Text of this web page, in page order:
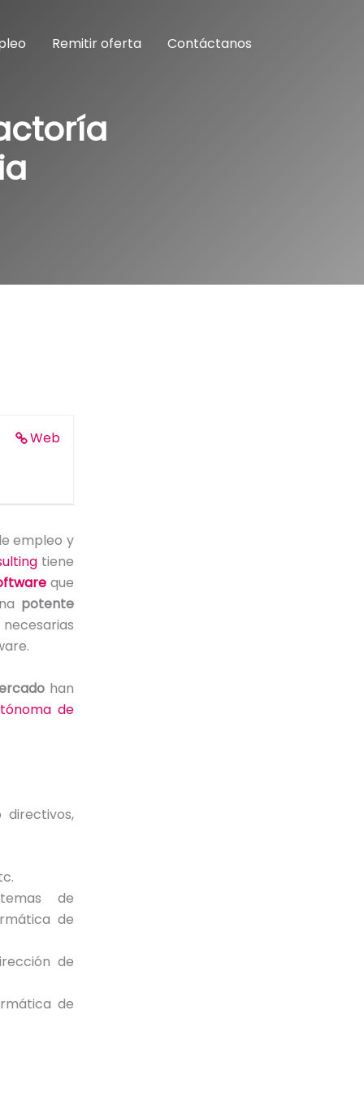
Remitir oferta Contáctanos
Web
empleo y
tiene
que
potente
han
de
de
de
de
de